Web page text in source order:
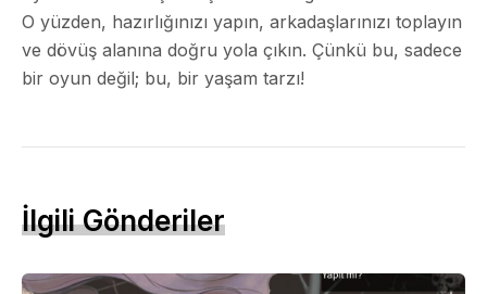
O yüzden, hazırlığınızı yapın, arkadaşlarınızı toplayın
ve dövüş alanına doğru yola çıkın. Çünkü bu, sadece
bir oyun değil; bu, bir yaşam tarzı!
İlgili Gönderiler